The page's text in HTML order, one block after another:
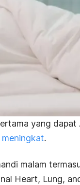
yang dapat
.
malam
Heart, Lung,